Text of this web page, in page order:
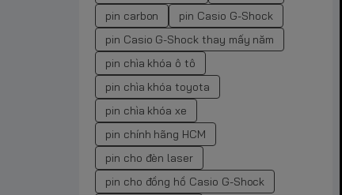
pin carbon
pin Casio G-Shock
pin Casio G-Shock thay mấy năm
pin chìa khóa ô tô
pin chìa khóa toyota
pin chìa khóa xe
pin chính hãng HCM
pin cho đèn laser
pin cho đồng hồ Casio G-Shock